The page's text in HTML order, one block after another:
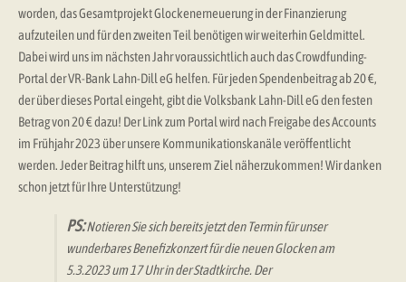
worden, das Gesamtprojekt Glockenerneuerung in der Finanzierung
aufzuteilen und für den zweiten Teil benötigen wir weiterhin Geldmittel.
Dabei wird uns im nächsten Jahr voraussichtlich auch das Crowdfunding-
Portal der VR-Bank Lahn-Dill eG helfen. Für jeden Spendenbeitrag ab 20 €,
der über dieses Portal eingeht, gibt die Volksbank Lahn-Dill eG den festen
Betrag von 20 € dazu! Der Link zum Portal wird nach Freigabe des Accounts
im Frühjahr 2023 über unsere Kommunikationskanäle veröffentlicht
werden. Jeder Beitrag hilft uns, unserem Ziel näherzukommen! Wir danken
schon jetzt für Ihre Unterstützung!
PS:Notieren Sie sich bereits jetzt den Termin für unser
wunderbares Benefizkonzert für die neuen Glocken am
5.3.2023 um 17 Uhr in der Stadtkirche. Der